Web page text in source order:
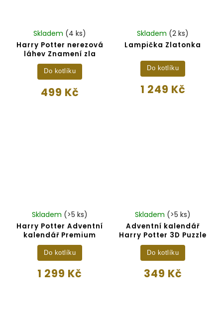
Harry Potter nerezová
láhev Znamení zla
Skladem (4 ks)
499 Kč
Do kotlíku
Lampička Zlatonka
Skladem (2 ks)
1 249 Kč
Do kotlíku
Harry Potter Adventní
kalendář Premium
Skladem (>5 ks)
1 299 Kč
Do kotlíku
Adventní kalendář
Harry Potter 3D Puzzle
Skladem (>5 ks)
349 Kč
Do kotlíku